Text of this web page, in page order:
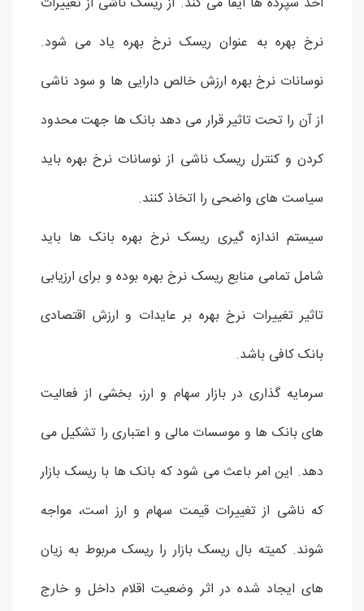
نرخ بهره به عنوان ریسک نرخ بهره یاد می شود.
نوسانات نرخ بهره ارزش خالص دارایی ها و سود ناشی
از آن را تحت تاثیر قرار می دهد بانک ها جهت محدود
کردن و کنترل ریسک ناشی از نوسانات نرخ بهره باید
سیاست های واضحی را اتخاذ کنند.
سیستم اندازه گیری ریسک نرخ بهره بانک ها باید
شامل تمامی منابع ریسک نرخ بهره بوده و برای ارزیابی
تاثیر تغییرات نرخ بهره بر عایدات و ارزش اقتصادی
بانک کافی باشد.
سرمایه گذاری در بازار سهام و ارز، بخشی از فعالیت
های بانک ها و موسسات مالی و اعتباری را تشکیل می
دهد. این امر باعث می شود که بانک ها با ریسک بازار
که ناشی از تغییرات قیمت سهام و ارز است، مواجه
شوند. کمیته بال ریسک بازار را ریسک مربوط به زیان
های ایجاد شده در اثر وضعیت اقلام داخل و خارج